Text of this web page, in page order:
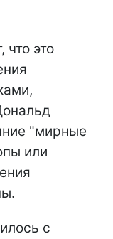
это
"мирные
или
с